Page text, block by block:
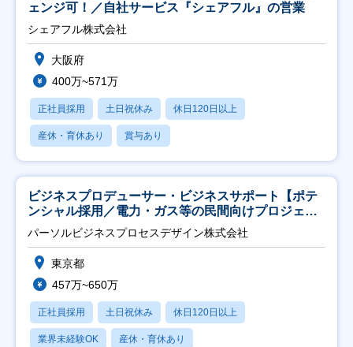
ェンジ可！／自社サービス『シェアフル』の営業
シェアフル株式会社
大阪府
400万~571万
正社員採用 土日祝休み 休日120日以上
産休・育休あり 賞与あり
ビジネスプロデューサー・ビジネスサポート【ポテ
ンシャル採用／電力・ガス等の民間向けプロジェク
ト推進】
パーソルビジネスプロセスデザイン株式会社
東京都
457万~650万
正社員採用 土日祝休み 休日120日以上
業界未経験OK 産休・育休あり